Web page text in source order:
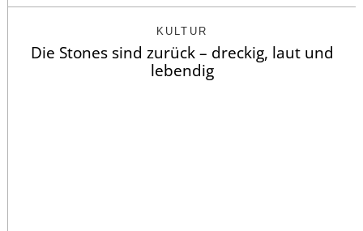
KULTUR
Die Stones sind zurück – dreckig, laut und
lebendig